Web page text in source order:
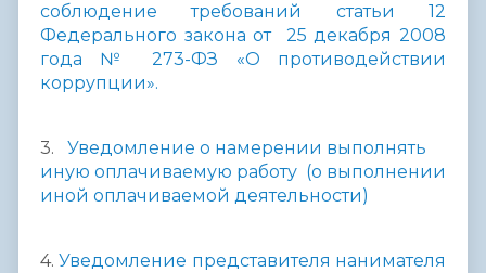
соблюдение требований статьи 12
Федерального закона от 25 декабря 2008
года № 273-ФЗ «О противодействии
коррупции».
3. Уведомление о намерении выполнять
иную оплачиваемую работу (о выполнении
иной оплачиваемой деятельности)
4.Уведомление представителя нанимателя